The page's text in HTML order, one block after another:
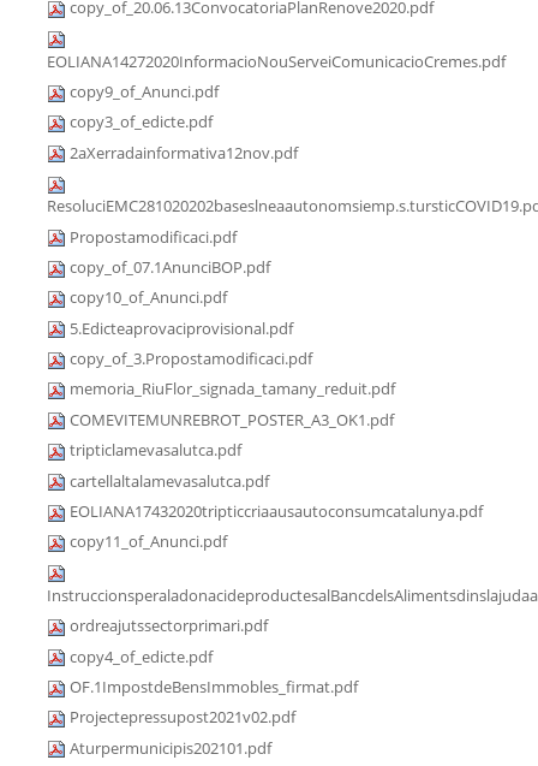
copy_of_20.06.13ConvocatoriaPlanRenove2020.pdf
EOLIANA14272020InformacioNouServeiComunicacioCremes.pdf
copy9_of_Anunci.pdf
copy3_of_edicte.pdf
2aXerradainformativa12nov.pdf
Propostamodificaci.pdf
copy_of_07.1AnunciBOP.pdf
copy10_of_Anunci.pdf
5.Edicteaprovaciprovisional.pdf
copy_of_3.Propostamodificaci.pdf
memoria_RiuFlor_signada_tamany_reduit.pdf
COMEVITEMUNREBROT_POSTER_A3_OK1.pdf
tripticlamevasalutca.pdf
cartellaltalamevasalutca.pdf
EOLIANA17432020tripticcriaausautoconsumcatalunya.pdf
copy11_of_Anunci.pdf
ordreajutssectorprimari.pdf
copy4_of_edicte.pdf
OF.1ImpostdeBensImmobles_firmat.pdf
Projectepressupost2021v02.pdf
Aturpermunicipis202101.pdf